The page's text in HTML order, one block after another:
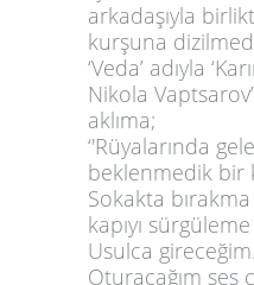
arkadaşıyla
kurşuna
‘Veda’ adıyla
Nikola
aklıma;
‘'Rüyalarında
beklenmedik bir
Sokakta
kapıyı
Usulca gireceğim.
Oturacağım ses